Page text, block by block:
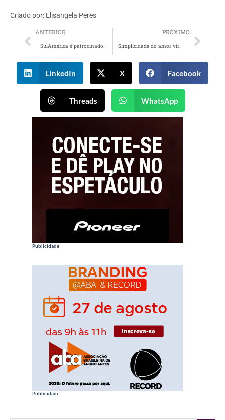
Criado por: Elisangela Peres
ANTERIOR
SulAmérica é patrocinadora máster do eFestival
PRÓXIMO
Simplicidade do amor vira tema da campanha do novo Floratta
LinkedIn X Facebook
Threads WhatsApp
Publicidade
Publicidade